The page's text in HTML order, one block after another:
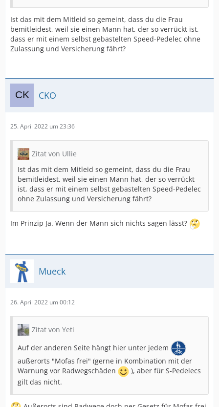
Ist das mit dem Mitleid so gemeint, dass du die Frau
bemitleidest, weil sie einen Mann hat, der so verrückt ist,
dass er mit einem selbst gebastelten Speed-Pedelec ohne
Zulassung und Versicherung fährt?
CKO
25. April 2022 um 23:36
Zitat von Ullie
Ist das mit dem Mitleid so gemeint, dass du die Frau
bemitleidest, weil sie einen Mann hat, der so verrückt
ist, dass er mit einem selbst gebastelten Speed-Pedelec
ohne Zulassung und Versicherung fährt?
Im Prinzip Ja. Wenn der Mann sich nichts sagen lässt?
Mueck
26. April 2022 um 00:12
Zitat von Yeti
Auf der anderen Seite hängt hier unter jedem
außerorts "Mofas frei" (gerne in Kombination mit der
Warnung vor Radwegschäden
), aber für S-Pedelecs
gilt das nicht.